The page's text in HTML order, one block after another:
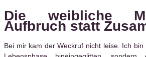
Die weibliche
Aufbruch statt
Bei mir kam der Weckruf nicht leise. Ich